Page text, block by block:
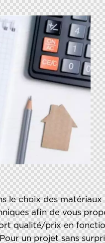
le choix des matériaux
afin de vous
qualité/prix en
un projet sans